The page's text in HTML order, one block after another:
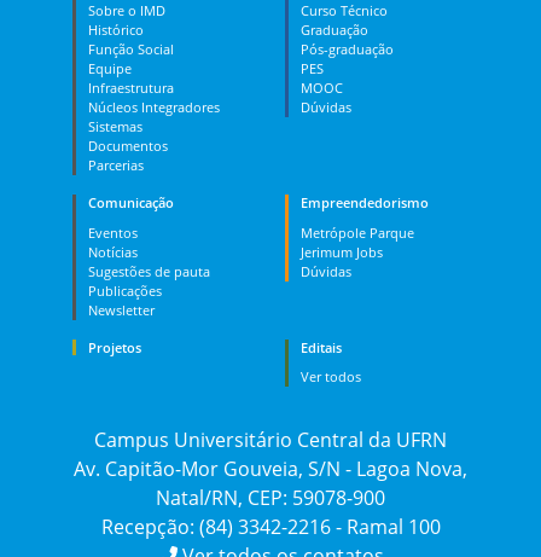
Sobre o IMD
Histórico
Função Social
Equipe
Infraestrutura
Núcleos Integradores
Sistemas
Documentos
Parcerias
Curso Técnico
Graduação
Pós-graduação
PES
MOOC
Dúvidas
Comunicação
Eventos
Notícias
Sugestões de pauta
Publicações
Newsletter
Empreendedorismo
Metrópole Parque
Jerimum Jobs
Dúvidas
Projetos
Editais
Ver todos
Campus Universitário Central da UFRN
Av. Capitão-Mor Gouveia, S/N - Lagoa Nova,
Natal/RN, CEP: 59078-900
Recepção: (84) 3342-2216 - Ramal 100